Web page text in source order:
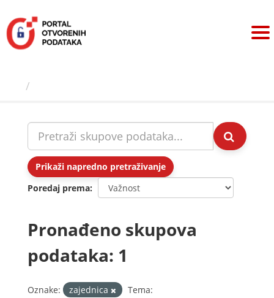
sadržaj
Prikaži napredno pretraživanje
Poredaj prema
Pronađeno skupova
podataka: 1
Oznake: zajednica
Tema: